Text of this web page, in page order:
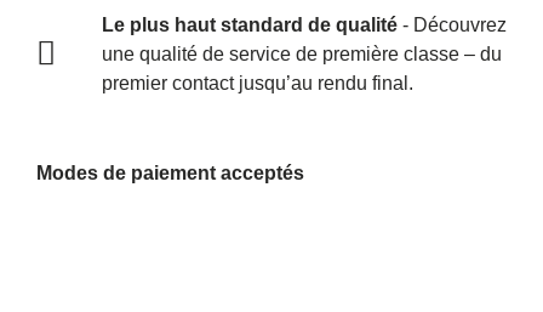
Le plus haut standard de qualité - Découvrez
une qualité de service de première classe – du
premier contact jusqu’au rendu final.
Modes de paiement acceptés